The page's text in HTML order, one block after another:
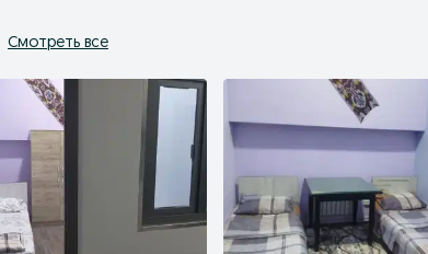
Смотреть все